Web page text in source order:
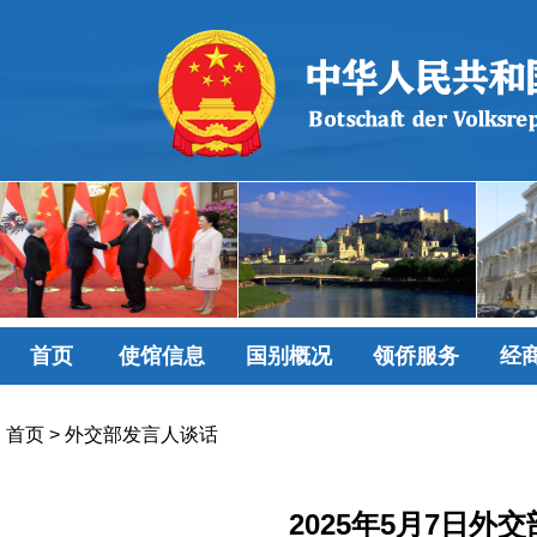
首页 使馆信息 国别概况 领侨服务 经
首页 > 外交部发言人谈话
2025年5月7日外